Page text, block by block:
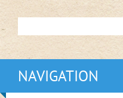
NAVIGATION